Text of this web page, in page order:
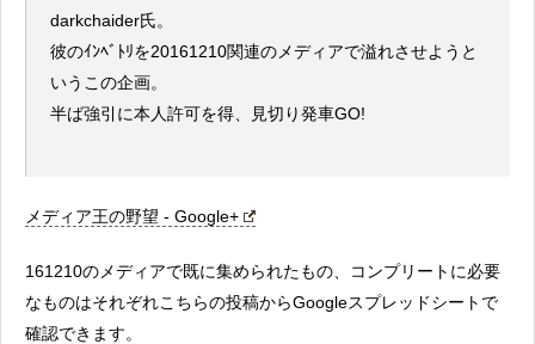
darkchaider氏。
彼のｲﾝﾍﾞﾄﾘを20161210関連のメディアで溢れさせようと
いうこの企画。
半ば強引に本人許可を得、見切り発車GO!
メディア王の野望 - Google+
161210のメディアで既に集められたもの、コンプリートに必要
なものはそれぞれこちらの投稿からGoogleスプレッドシートで
確認できます。